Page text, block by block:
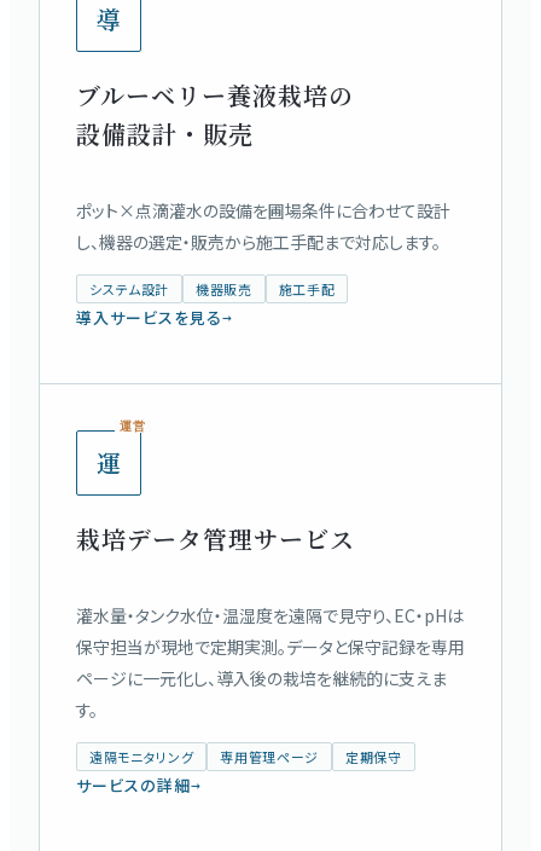
導
ブルーベリー養液栽培の
設備設計・販売
ポット×点滴灌水の設備を圃場条件に合わせて設計
し、機器の選定・販売から施工手配まで対応します。
システム設計 機器販売 施工手配
導入サービスを見る→
運
運営
栽培データ管理サービス
灌水量・タンク水位・温湿度を遠隔で見守り、EC・pHは
保守担当が現地で定期実測。データと保守記録を専用
ページに一元化し、導入後の栽培を継続的に支えま
す。
遠隔モニタリング 専用管理ページ 定期保守
サービスの詳細→